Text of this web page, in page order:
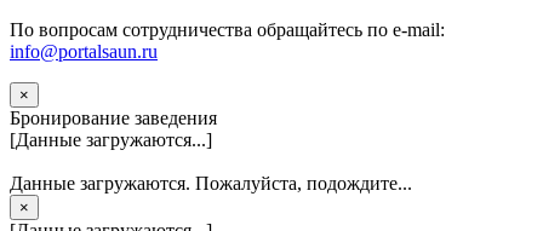
По вопросам сотрудничества обращайтесь по e-mail:
info@portalsaun.ru
×
Бронирование заведения
[Данные загружаются...]
Данные загружаются. Пожалуйста, подождите...
×